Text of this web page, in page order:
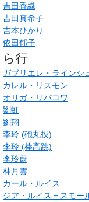
吉田香織
吉田真希子
吉本ひかり
依田郁子
ら行
ガブリエレ・ラインシ
カレル・リスモン
オリガ・リパコワ
劉虹
劉翔
李玲 (砲丸投)
李玲 (棒高跳)
李玲蔚
林月雲
カール・ルイス
ジア・ルイス＝スモー